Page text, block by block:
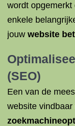
wordt opgemerkt
enkele
jouw website
(SEO)
Een van de
website